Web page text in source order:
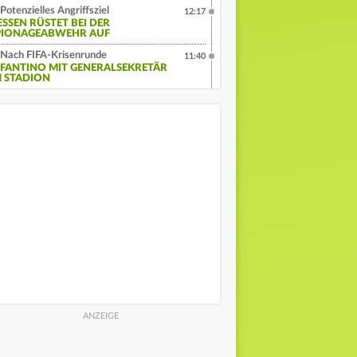
Potenzielles Angriffsziel
RÜSTET BEI DER
AUF
12:17
Nach FIFA-Krisenrunde
MIT GENERALSEKRETÄR
STADION
11:40